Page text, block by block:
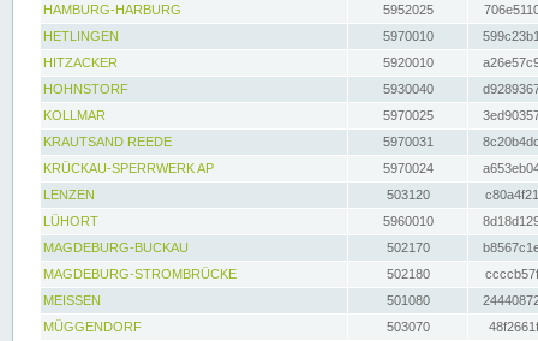
HAMBURG-HARBURG
5952025
HETLINGEN
5970010
HITZACKER
5920010
HOHNSTORF
5930040
KOLLMAR
5970025
KRAUTSAND REEDE
5970031
KRÜCKAU-SPERRWERK AP
5970024
LENZEN
503120
LÜHORT
5960010
MAGDEBURG-BUCKAU
502170
MAGDEBURG-STROMBRÜCKE
502180
MEISSEN
501080
MÜGGENDORF
503070